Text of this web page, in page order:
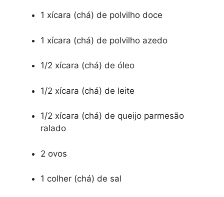
1 xícara (chá) de polvilho doce
1 xícara (chá) de polvilho azedo
1/2 xícara (chá) de óleo
1/2 xícara (chá) de leite
1/2 xícara (chá) de queijo parmesão
ralado
2 ovos
1 colher (chá) de sal